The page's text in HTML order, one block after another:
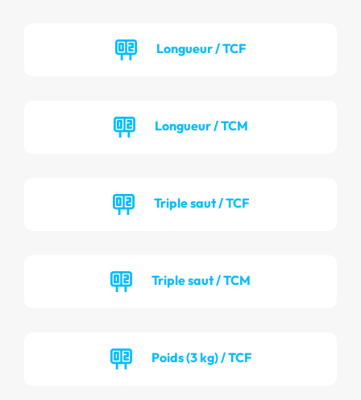
Longueur / TCF
Longueur / TCM
Triple saut / TCF
Triple saut / TCM
Poids (3 kg) / TCF